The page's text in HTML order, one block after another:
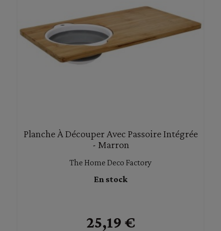
Planche À Découper Avec Passoire Intégrée
- Marron
The Home Deco Factory
En stock
25,19 €